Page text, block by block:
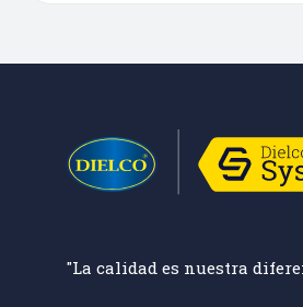
"La calidad es nuestra